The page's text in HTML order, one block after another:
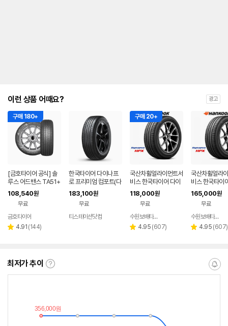
이런 상품 어때요? 광고
구매 180+
[금호타이어 공식] 솔
루스 어드밴스 TA51+
215 55 17 전국무료
장착 2155517
108,540원
무료
금호타이어
별 4.91 리
(144)
한국타이어 다이나프
로 프리미엄 컴포트(다
이나프로 HPX) 235/
55R19 2355519
183,100원
무료
티스테이션닷컴
구매 20+
국산차휠얼라이먼트서
비스 한국타이어 다이
나프로 HPX 235551
9 235 55 19, 1개
118,000원
무료
페이
수원보배타이어
별 4.95 리
(607)
국산차휠얼라
비스 한국타이
나프로 HPX
20 255 45
165,000원
무료
수원보배타이어
별 4.95 리
(607)
최저가 추이
최
이
란?
알